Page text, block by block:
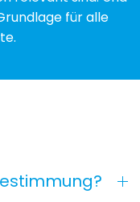
für alle